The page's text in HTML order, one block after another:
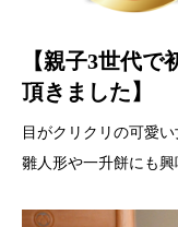
【親子3世代
頂きました】
目がクリクリの可愛い
雛人形や一升餅にも興